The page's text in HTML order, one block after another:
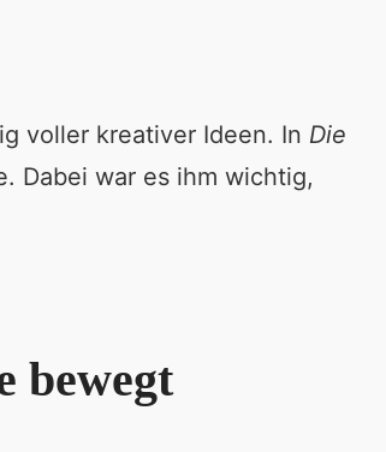
voller kreativer Ideen. In Die
Dabei war es ihm wichtig,
bewegt